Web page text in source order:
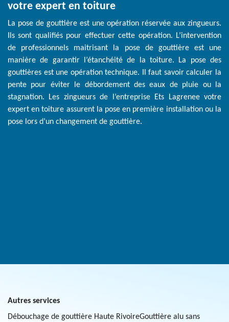
votre expert en toiture
La pose de gouttière est une opération réservée aux zingueurs.
Ils sont qualifiés pour effectuer cette opération. L’intervention
de professionnels maitrisant la pose de gouttière est une
manière de garantir l’étanchéité de la toiture. La pose des
gouttières est une opération technique. Il faut savoir calculer la
pente pour éviter le débordement des eaux de pluie ou la
stagnation. Les zingueurs de l’entreprise Ets Lagrenee votre
expert en toiture assurent la pose en première installation ou la
pose lors d’un changement de gouttière.
Autres services
Débouchage de gouttière Haute RivoireGouttière alu sans